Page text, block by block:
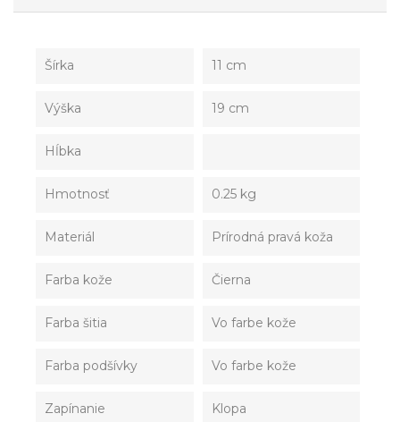
Šírka 11 cm
Výška 19 cm
Hĺbka
Hmotnosť 0.25 kg
Materiál Prírodná pravá koža
Farba kože Čierna
Farba šitia Vo farbe kože
Farba podšívky Vo farbe kože
Zapínanie Klopa